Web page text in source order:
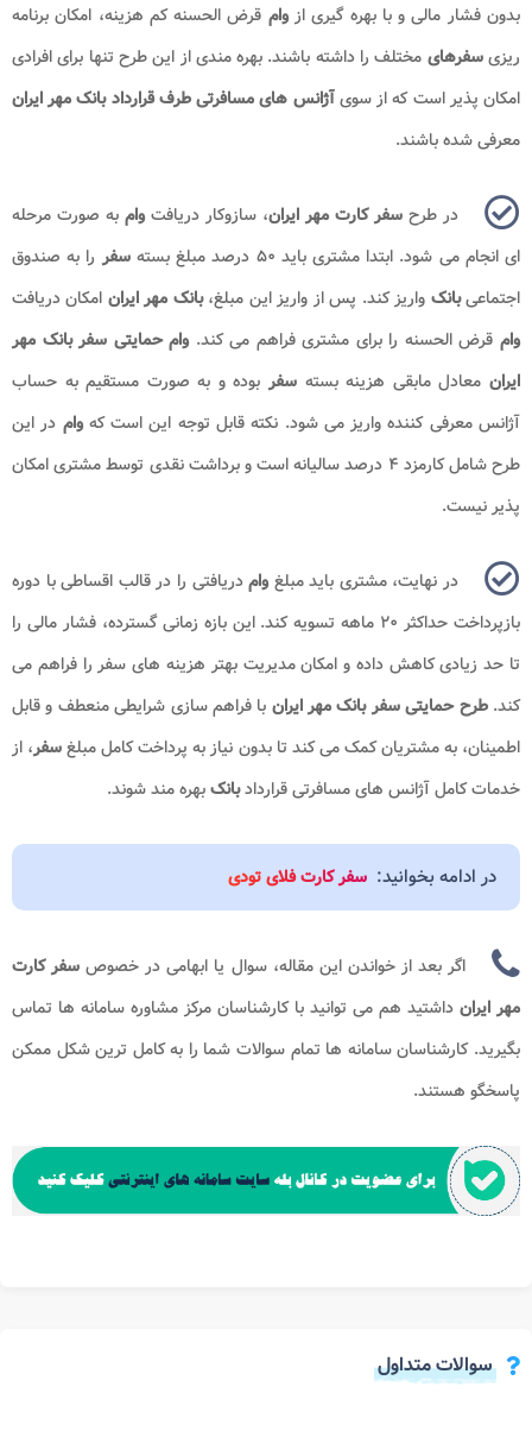
بدون فشار مالی و با بهره گیری ازوام قرض الحسنه کم هزینه، امکان برنامه
ریزیسفرهای مختلف را داشته باشند. بهره مندی از این طرح تنها برای افرادی
امکان پذیر است که از سویآژانس های مسافرتی طرف قرارداد بانک مهر ایران
معرفی شده باشند.
در طرح سفر کارت مهر ایران، سازوکار دریافت وام به صورت مرحله
ای انجام می شود. ابتدا مشتری باید ۵۰ درصد مبلغ بسته
سفر را به صندوق
اجتماعیبانک واریز کند. پس از واریز این مبلغ،بانک مهر ایران امکان دریافت
وام قرض الحسنه را برای مشتری فراهم می کند. وام حمایتی سفر بانک مهر
ایران معادل مابقی هزینه بسته سفر بوده و به صورت مستقیم به حساب
آژانس معرفی کننده واریز می شود. نکته قابل توجه این است کهوام در این
طرح شامل کارمزد ۴ درصد سالیانه است و برداشت نقدی توسط مشتری امکان
پذیر نیست.
در نهایت، مشتری باید مبلغ وامدریافتی را در قالب اقساطی با دوره
بازپرداخت حداکثر ۲۰ ماهه تسویه کند. این بازه زمانی گسترده، فشار مالی را
تا حد زیادی کاهش داده و امکان مدیریت بهتر هزینه های سفر را فراهم می
کند. طرح حمایتی سفر بانک مهر ایران با فراهم سازی شرایطی منعطف و قابل
اطمینان، به مشتریان کمک می کند تا بدون نیاز به پرداخت کامل مبلغسفر، از
خدمات کامل آژانس های مسافرتی قراردادبانکبهره مند شوند.
در ادامه بخوانید: سفر کارت فلای تودی
اگر بعد از خواندن این مقاله، سوال یا ابهامی در خصوص سفر کارت
مهر ایران داشتید هم می توانید با کارشناسان مرکز مشاوره سامانه ها تماس
بگیرید. کارشناسان سامانه ها تمام سوالات شما را به کامل ترین شکل ممکن
پاسخگو هستند.
سوالات متداول